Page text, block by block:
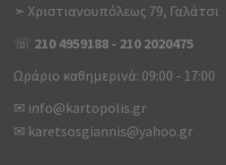
➣ Χριστιανουπόλεως 79, Γαλάτσι
☏ 210 4959188 - 210 2020475
Ωράριο καθημερινά: 09:00 - 17:00
✉ info@kartopolis.gr
✉ karetsosgiannis@yahoo.gr